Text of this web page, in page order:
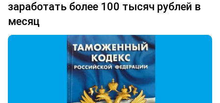
заработать более 100 тысяч рублей в
месяц